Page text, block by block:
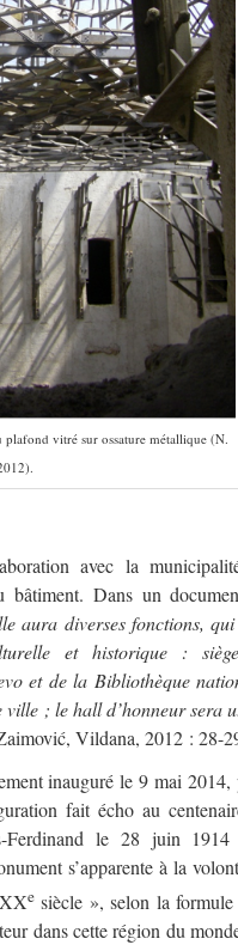
vitré sur ossature métallique (N.
avec la
bâtiment. Dans un
aura diverses fonctions,
et historique :
et de la Bibliothèque
ville ; le hall d’honneur sera
Vildana, 2012 : 28-
inauguré le 9 mai 2014,
fait écho au
Ferdinand le 28 juin
s’apparente à la
esiècle », selon la formule
dans cette région du